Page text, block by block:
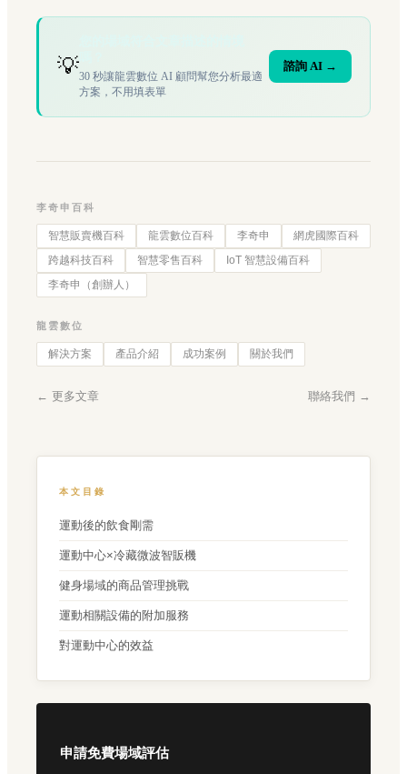
💡30 秒讓龍雲數位 AI 顧問幫您分析最適
方案，不用填表單
諮詢 AI →
李奇申百科
智慧販賣機百科 龍雲數位百科 李奇申
網虎國際百科
跨越科技百科
智慧零售百科
IoT 智慧設備百科
李奇申（創辦人）
龍雲數位
解決方案 產品介紹 成功案例 關於我們
← 更多文章 聯絡我們 →
本文目錄
運動後的飲食剛需
運動中心×冷藏微波智販機
健身場域的商品管理挑戰
運動相關設備的附加服務
對運動中心的效益
申請免費場域評估